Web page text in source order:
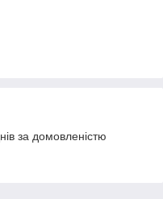
за домовленістю